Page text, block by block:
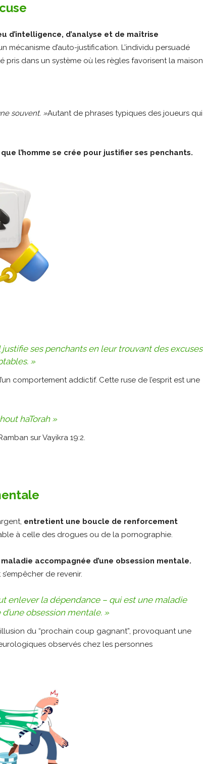
d’intelligence, d’analyse et de maîtrise
mécanisme d’auto-justification. L’individu persuadé
pris dans un système où les règles favorisent la maison
souvent. »Autant de phrases typiques des joueurs qui
l’homme se crée pour justifier ses penchants.
ses penchants en leur trouvant des excuses
»
comportement addictif. Cette ruse de l’esprit est une
haTorah »
sur Vayikra 19:2.
entretient une boucle de renforcement
à celle des drogues ou de la pornographie.
accompagnée d’une obsession mentale.
de revenir.
enlever la dépendance – qui est une maladie
obsession mentale. »
du “prochain coup gagnant”, provoquant une
observés chez les personnes